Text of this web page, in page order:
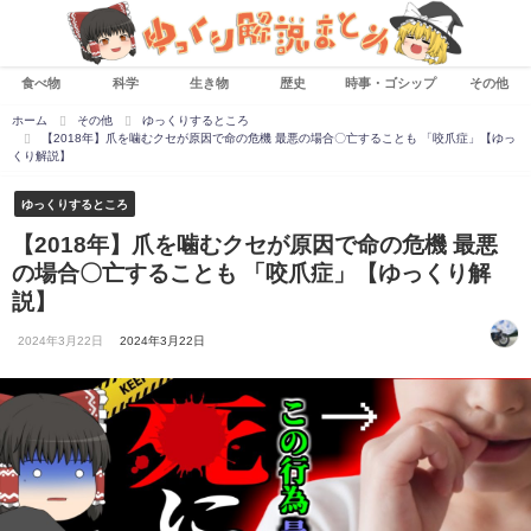
食べ物 科学 生き物 歴史 時事・ゴシップ その他
ホーム その他
ゆっくりするところ
【2018年】爪を噛むクセが原因で命の危機 最悪の場合〇亡することも 「咬爪症」【ゆっ
くり解説】
ゆっくりするところ
【2018年】爪を噛むクセが原因で命の危機 最悪
の場合〇亡することも 「咬爪症」【ゆっくり解
説】
2024年3月22日 2024年3月22日